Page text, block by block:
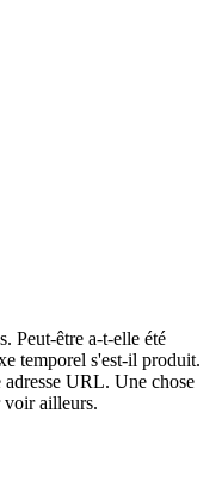
Peut-être a-t-elle été
temporel s'est-il produit.
adresse URL. Une chose
voir ailleurs.